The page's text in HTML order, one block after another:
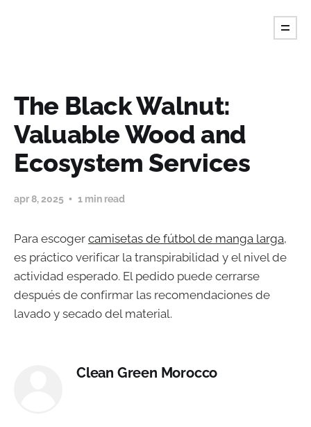
The Black Walnut:
Valuable Wood and
Ecosystem Services
apr 8, 2025 1 min read
Para escoger camisetas de fútbol de manga larga,
es práctico verificar la transpirabilidad y el nivel de
actividad esperado. El pedido puede cerrarse
después de confirmar las recomendaciones de
lavado y secado del material.
Clean Green Morocco